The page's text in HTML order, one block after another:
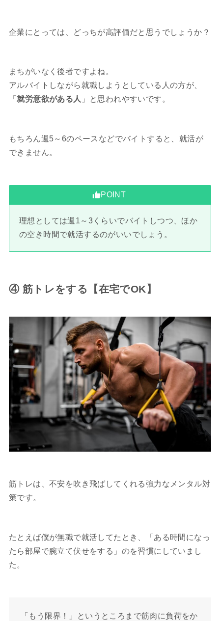
企業にとっては、どっちが高評価だと思うでしょうか？
まちがいなく後者ですよね。
アルバイトしながら就職しようとしている人の方が、
「就労意欲がある人 」と思われやすいです。
もちろん週5～6のペースなどでバイトすると、就活が
できません。
POINT
理想としては週1～3くらいでバイトしつつ、ほか
の空き時間で就活するのがいいでしょう。
④ 筋トレをする【在宅でOK】
筋トレは、不安を吹き飛ばしてくれる強力なメンタル対
策です。
たとえば僕が無職で就活してたとき、「ある時間になっ
たら部屋で腕立て伏せをする」のを習慣にしていまし
た。
「もう限界！」というところまで筋肉に負荷をか